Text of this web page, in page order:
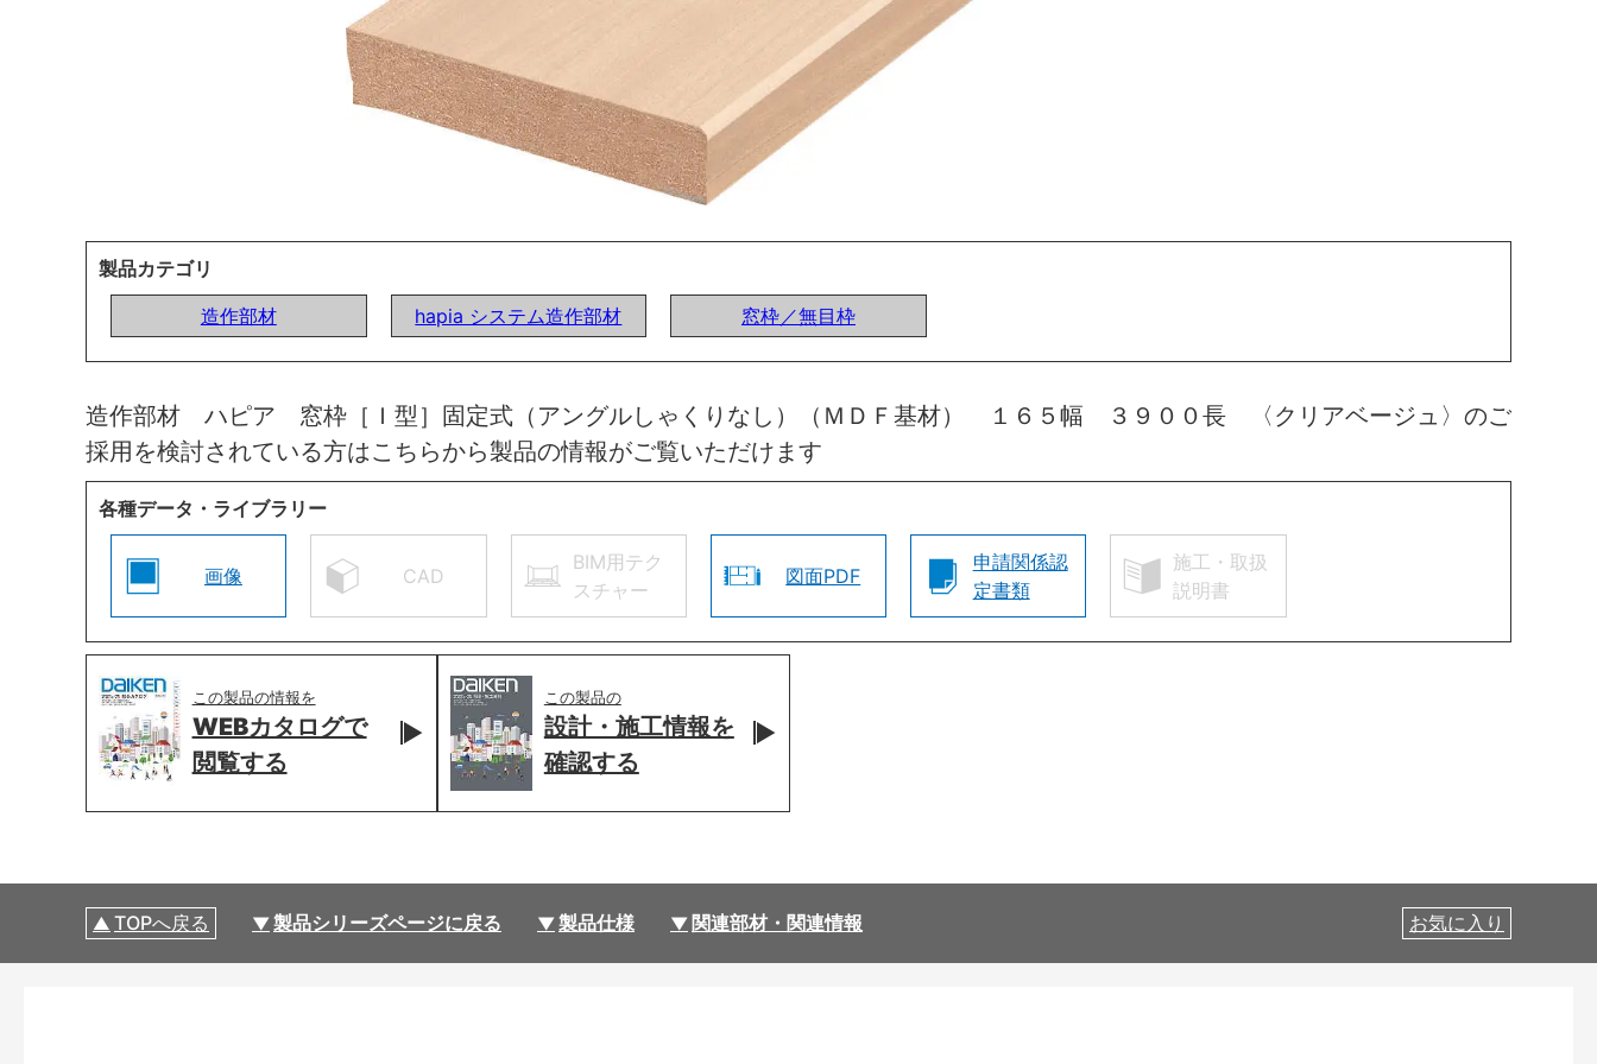
製品カテゴリ
造作部材
hapia システム造作部材 窓枠／無目枠
造作部材 ハピア 窓枠［Ｉ型］固定式（アングルしゃくりなし）（ＭＤＦ基材） １６５幅 ３９００長 〈クリアベージュ〉のご
採用を検討されている方はこちらから製品の情報がご覧いただけます
各種データ・ライブラリー
画像 CAD
BIM用テク
スチャー
図面PDF
申請関係認
定書類
施工・取扱
説明書
この製品の情報を
WEBカタログで
閲覧する
この製品の
設計・施工情報を
確認する
TOPへ戻る 製品シリーズページに戻る 製品仕様 関連部材・関連情報 お気に入り